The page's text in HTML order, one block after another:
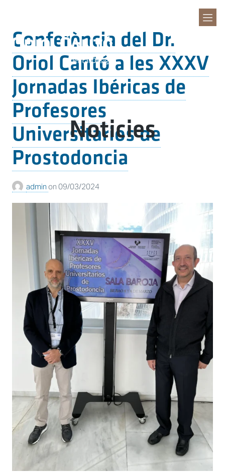
Clínica Dental
Oriol Cantó
Dental Design
Categoria:
Noticies
Conferència del Dr.
Oriol Cantó a les XXXV
Jornadas Ibéricas de
Profesores
Universitarios de
Prostodoncia
admin on 09/03/2024